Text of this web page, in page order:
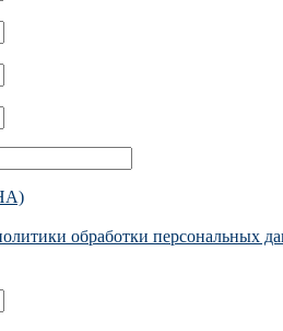
обработки персональных